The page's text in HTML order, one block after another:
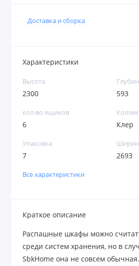
Доставка и сборка
Характеристики
Высота
2300 593
кол-во ящиков
6 Клер
Упаковка
7 2693
Все характеристики
Краткое описание
Распашные шкафы можно
среди систем хранения, но в
SbkHome она не совсем